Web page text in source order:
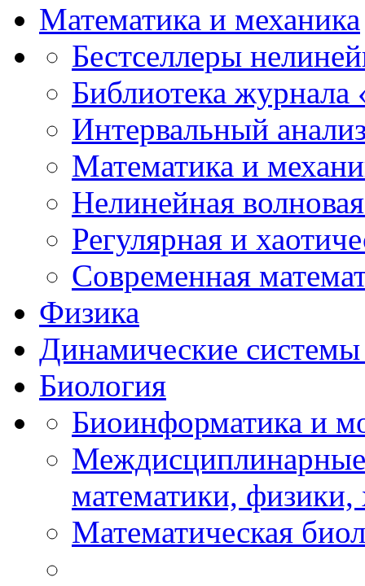
Математика и механика
Бестселлеры
Библиотека
Интервальный
Математика и
Нелинейная
Регулярная и
Современная
Физика
Динамические системы
Биология
Биоинформатика и
математики,
Математическая